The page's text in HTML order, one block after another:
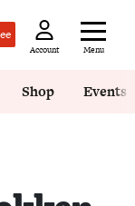
Account Menu
Shop Events